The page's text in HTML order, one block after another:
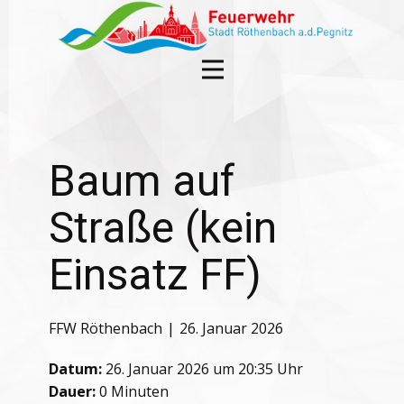
Baum auf
Straße (kein
Einsatz FF)
FFW Röthenbach 26. Januar 2026
Datum: 26. Januar 2026 um 20:35 Uhr
Dauer:0 Minuten